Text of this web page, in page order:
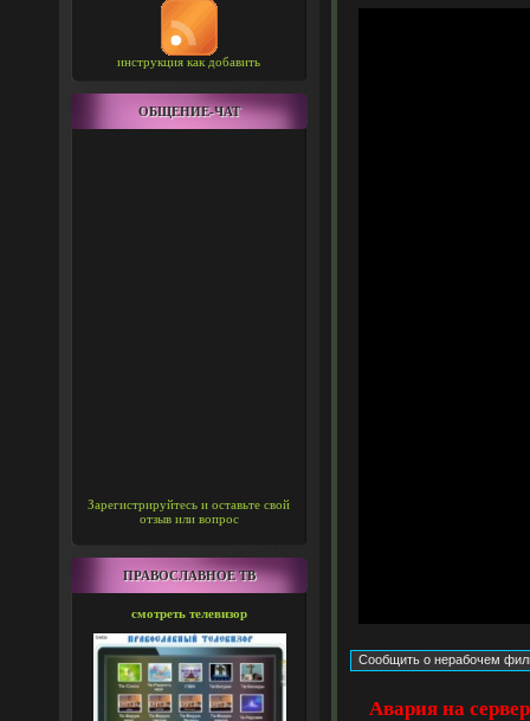
инструкция как добавить
ОБЩЕНИЕ-ЧАТ
Зарегистрируйтесь и оставьте свой
отзыв или вопрос
ПРАВОСЛАВНОЕ ТВ
смотреть телевизор
Авария на